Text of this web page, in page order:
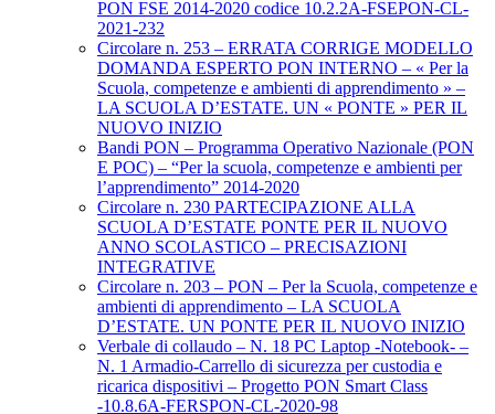
PON FSE 2014-2020 codice 10.2.2A-FSEPON-CL-
2021-232
Circolare n. 253 – ERRATA CORRIGE MODELLO
DOMANDA ESPERTO PON INTERNO – « Per la
Scuola, competenze e ambienti di apprendimento » –
LA SCUOLA D’ESTATE. UN « PONTE » PER IL
NUOVO INIZIO
Bandi PON – Programma Operativo Nazionale (PON
E POC) – “Per la scuola, competenze e ambienti per
l’apprendimento” 2014-2020
Circolare n. 230 PARTECIPAZIONE ALLA
SCUOLA D’ESTATE PONTE PER IL NUOVO
ANNO SCOLASTICO – PRECISAZIONI
INTEGRATIVE
Circolare n. 203 – PON – Per la Scuola, competenze e
ambienti di apprendimento – LA SCUOLA
D’ESTATE. UN PONTE PER IL NUOVO INIZIO
Verbale di collaudo – N. 18 PC Laptop -Notebook- –
N. 1 Armadio-Carrello di sicurezza per custodia e
ricarica dispositivi – Progetto PON Smart Class
-10.8.6A-FERSPON-CL-2020-98